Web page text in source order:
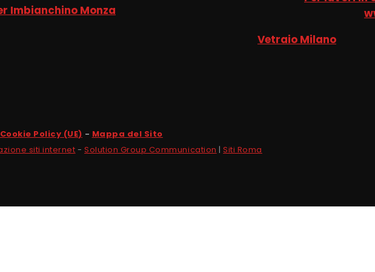
Imbianchino Monza
Vetraio Milano
Cookie Policy (UE) - Mappa del Sito
siti internet -Solution Group Communication |Siti Roma